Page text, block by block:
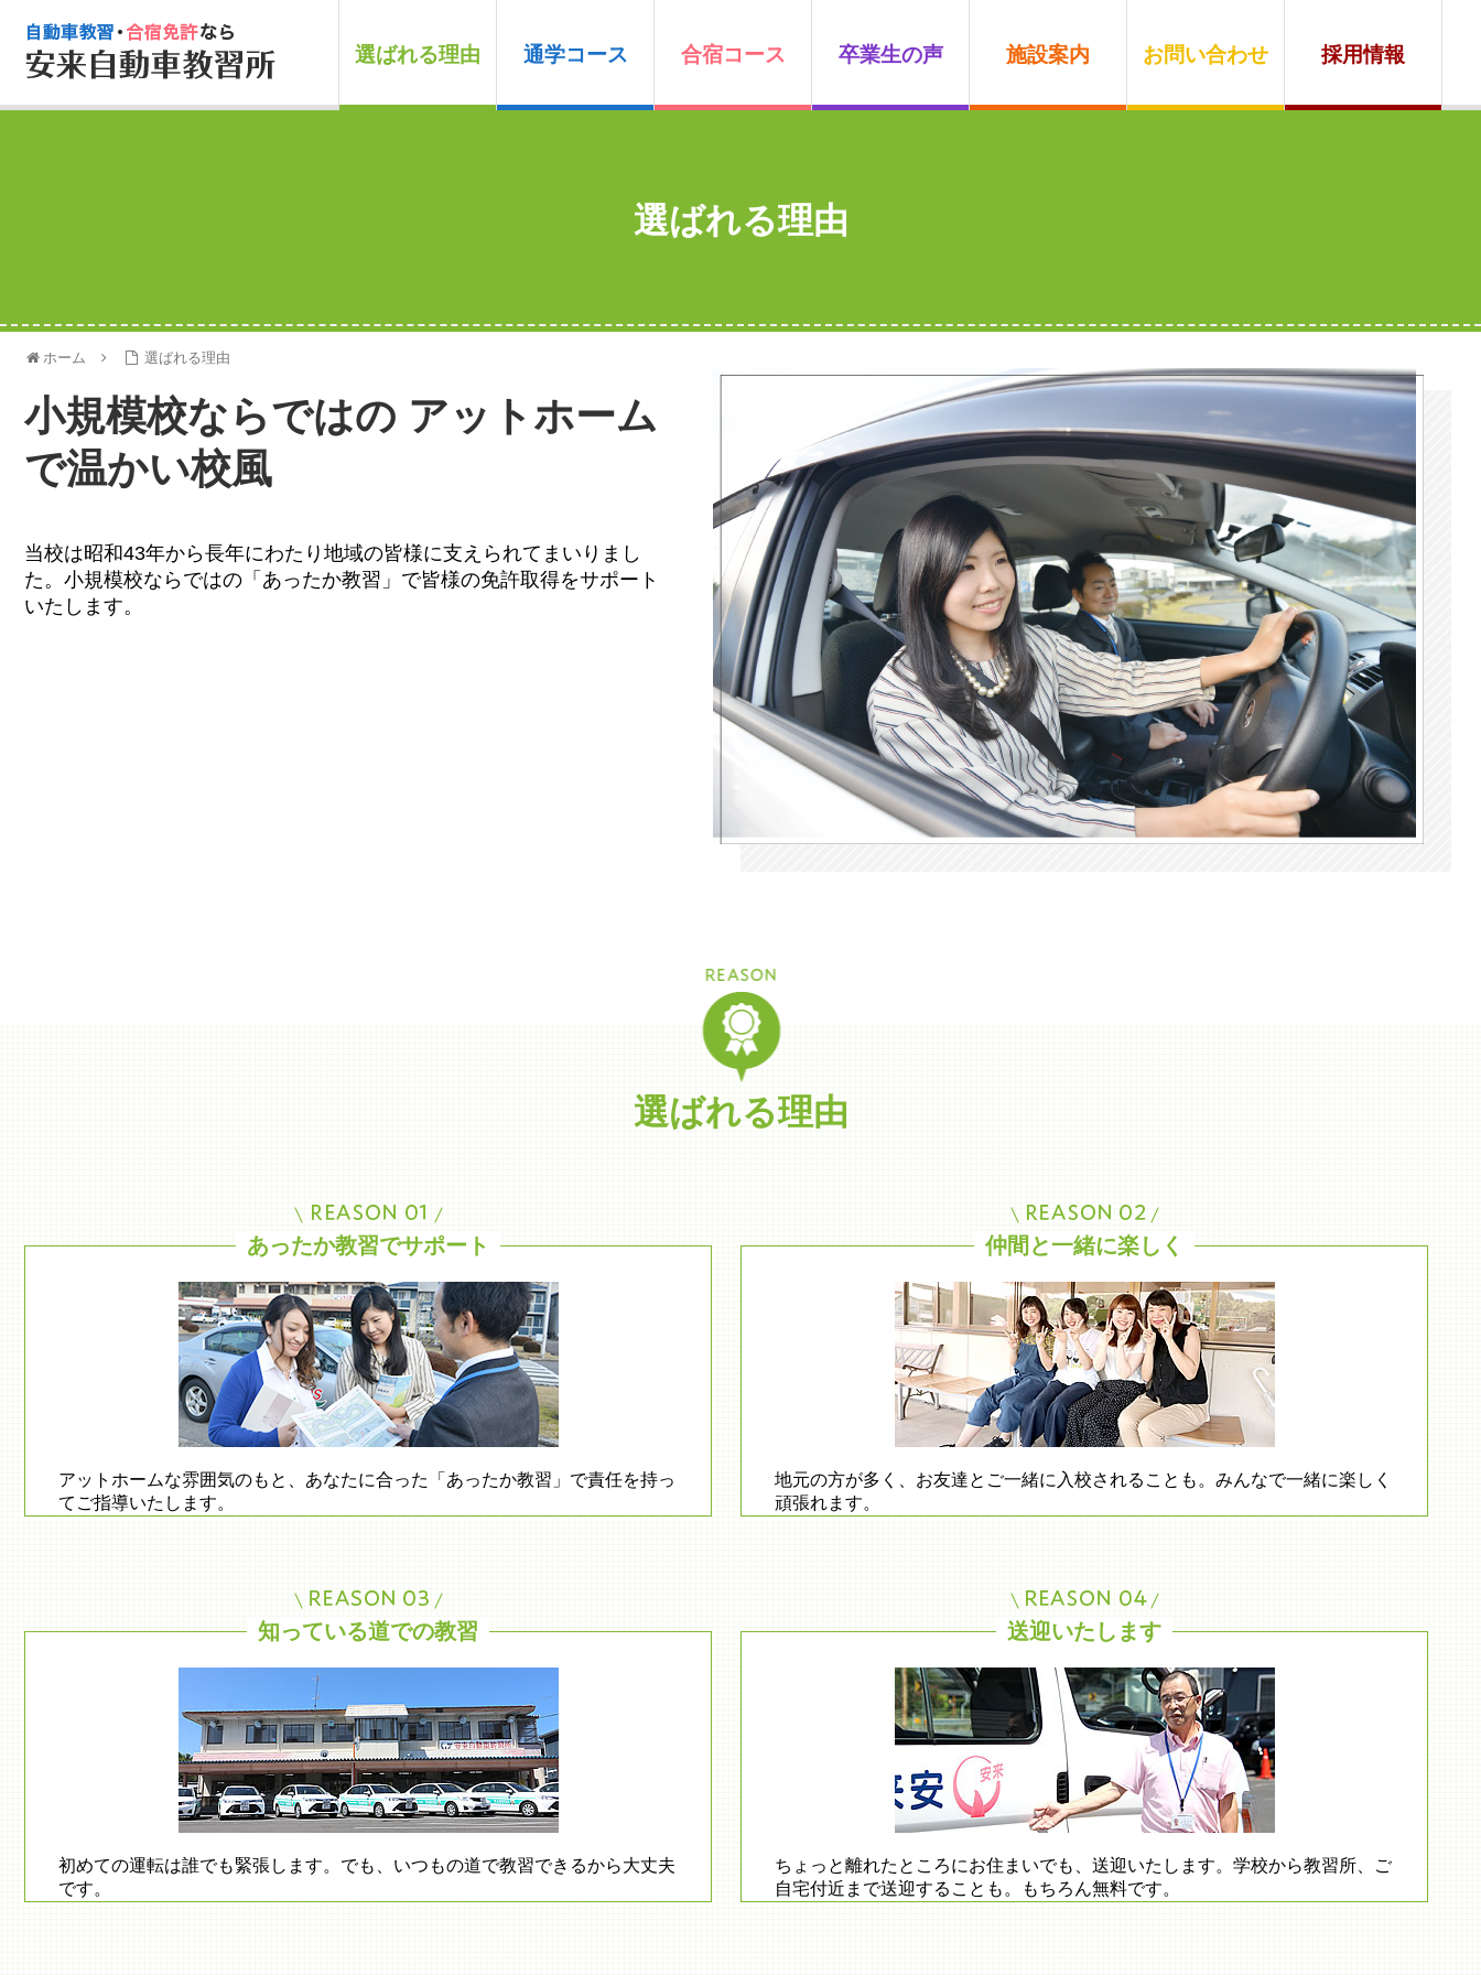
選ばれる理由 通学コース 合宿コース 卒業生の声 施設案内 お問い合わせ 採用情報
選ばれる理由
ホーム 選ばれる理由
小規模校ならではの アットホーム
で温かい校風
当校は昭和43年から長年にわたり地域の皆様に支えられてまいりまし
た。小規模校ならではの「あったか教習」で皆様の免許取得をサポート
いたします。
選ばれる理由
あったか教習でサポート
アットホームな雰囲気のもと、あなたに合った「あったか教習」で責任を持っ
てご指導いたします。
仲間と一緒に楽しく
地元の方が多く、お友達とご一緒に入校されることも。みんなで一緒に楽しく
頑張れます。
知っている道での教習
初めての運転は誰でも緊張します。でも、いつもの道で教習できるから大丈夫
です。
送迎いたします
ちょっと離れたところにお住まいでも、送迎いたします。学校から教習所、ご
自宅付近まで送迎することも。もちろん無料です。